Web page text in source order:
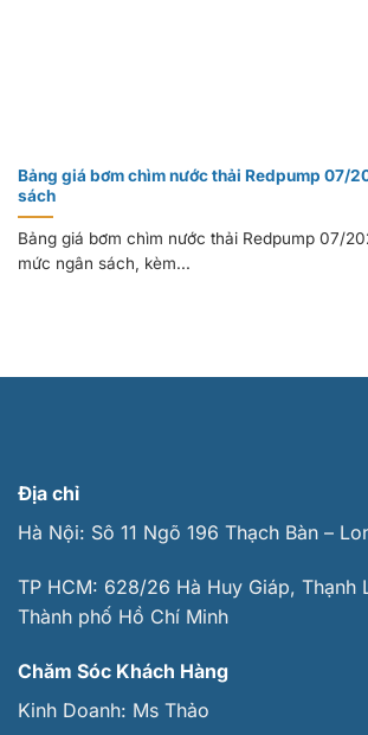
Bảng giá bơm chìm nước thải Redpump 07/
sách
Bảng giá bơm chìm nước thải Redpump 07/
mức ngân sách, kèm...
Địa chỉ
Hà Nội: Sô 11 Ngõ 196 Thạch Bàn –
TP HCM: 628/26 Hà Huy Giáp, Thạnh
Thành phố Hồ Chí Minh
Chăm Sóc Khách Hàng
Kinh Doanh: Ms Thảo